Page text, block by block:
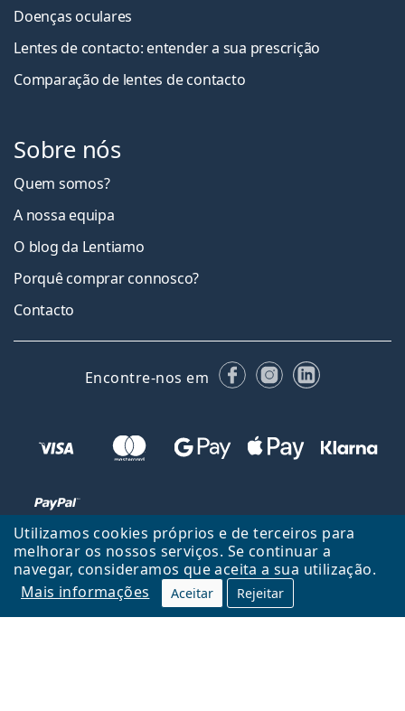
Utilizamos cookies próprios e de terceiros para
melhorar os nossos serviços. Se continuar a
navegar, consideramos que aceita a sua utilização.
Mais informações
Aceitar Rejeitar
Doenças oculares
Lentes de contacto: entender a sua prescrição
Comparação de lentes de contacto
Sobre nós
Quem somos?
A nossa equipa
O blog da Lentiamo
Porquê comprar connosco?
Contacto
Encontre-nos em FacebookInstagram
LinkedIn
Voltar ao início
Cima
Lentiamo.pt é propriedade e operado por Lentiamo s.r.o., República
Checa
Consigo durante 18 anos.